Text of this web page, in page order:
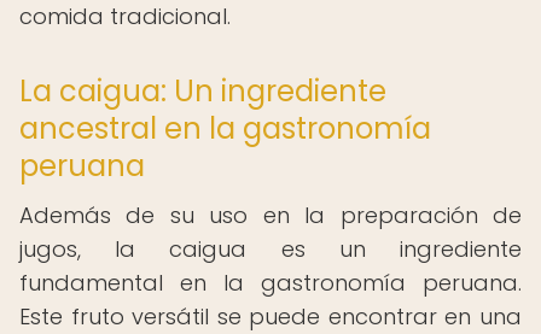
comida tradicional.
La caigua: Un ingrediente
ancestral en la gastronomía
peruana
Además de su uso en la preparación de
jugos, la caigua es un ingrediente
fundamental en la gastronomía peruana.
Este fruto versátil se puede encontrar en una